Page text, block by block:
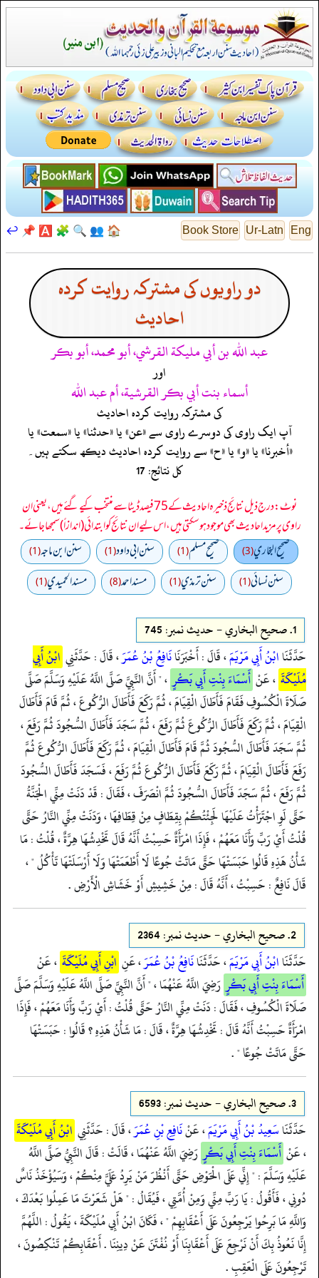
Eng
Ur-Latn
Book Store
🏠
👥
🔍
🧩
🅰️
📌
↩️
دو راویوں کی مشترکہ روایت کردہ
احادیث
عبد الله بن أبي مليكة القرشي، أبو محمد، أبو بكر
اور
أسماء بنت أبي بكر القرشية، أم عبد الله
کی مشترکہ روایت کردہ احادیث
آپ ایک راوی کی دوسرے راوی سے «عن» یا «حدثنا» یا «سمعت» یا
«أخبرنا» یا «و» یا «ح» سے روایت کردہ احادیث دیکھ سکتے ہیں۔
کل نتائج: 17
نوٹ: درج ذیل نتائج ذخیرہ احادیث کے 75 فیصد ڈیٹا سے منتخب کیے گئے ہیں، یعنی ان
راوی پر مزید احادیث بھی موجود ہو سکتی ہیں، اس لیے ان نتائج کو ابتدائی (اندازاً) سمجھا جائے۔
صحيح البخاري(3) صحيح مسلم(1) سنن ابي داود(1) سنن ابن ماجه(1)
سنن نسائي(1) سنن ترمذي(1) مسند احمد(8) مسند الحميدي(1)
1. صحيح البخاري - حدیث نمبر: 745
حَدَّثَنَاابْنُ أَبِي مَرْيَمَ، قَالَ : أَخْبَرَنَانَافِعُ بْنُ عُمَرَ، قَالَ : حَدَّثَنِي ابْنُ أَبِي
مُلَيْكَةَ ، عَنْ أَسْمَاءَ بِنْتِ أَبِي بَكْرٍ ، " أَنَّ النَّبِيَّ صَلَّى اللَّهُ عَلَيْهِ وَسَلَّمَ صَلَّى
صَلَاةَ الْكُسُوفِ فَقَامَ فَأَطَالَ الْقِيَامَ ، ثُمَّ رَكَعَ فَأَطَالَ الرُّكُوعَ ، ثُمَّ قَامَ فَأَطَالَ
الْقِيَامَ ، ثُمَّ رَكَعَ فَأَطَالَ الرُّكُوعَ ثُمَّ رَفَعَ ، ثُمَّ سَجَدَ فَأَطَالَ السُّجُودَ ثُمَّ رَفَعَ ،
ثُمَّ سَجَدَ فَأَطَالَ السُّجُودَ ثُمَّ قَامَ فَأَطَالَ الْقِيَامَ ، ثُمَّ رَكَعَ فَأَطَالَ الرُّكُوعَ ثُمَّ
رَفَعَ فَأَطَالَ الْقِيَامَ ، ثُمَّ رَكَعَ فَأَطَالَ الرُّكُوعَ ثُمَّ رَفَعَ ، فَسَجَدَ فَأَطَالَ السُّجُودَ
ثُمَّ رَفَعَ ، ثُمَّ سَجَدَ فَأَطَالَ السُّجُودَ ثُمَّ انْصَرَفَ ، فَقَالَ : قَدْ دَنَتْ مِنِّي الْجَنَّةُ
حَتَّى لَوِ اجْتَرَأْتُ عَلَيْهَا لَجِئْتُكُمْ بِقِطَافٍ مِنْ قِطَافِهَا ، وَدَنَتْ مِنِّي النَّارُ حَتَّى
قُلْتُ أَيْ رَبِّ وَأَنَا مَعَهُمْ ، فَإِذَا امْرَأَةٌ حَسِبْتُ أَنَّهُ قَالَ تَخْدِشُهَا هِرَّةٌ ، قُلْتُ : مَا
شَأْنُ هَذِهِ قَالُوا حَبَسَتْهَا حَتَّى مَاتَتْ جُوعًا لَا أَطْعَمَتْهَا وَلَا أَرْسَلَتْهَا تَأْكُلُ " ،
قَالَ نَافِعٌ : حَسِبْتُ ، أَنَّهُ قَالَ : مِنْ خَشِيشِ أَوْ خَشَاشِ الْأَرْضِ .
2. صحيح البخاري - حدیث نمبر: 2364
حَدَّثَنَاابْنُ أَبِي مَرْيَمَ، حَدَّثَنَانَافِعُ بْنُ عُمَرَ، عَنِ ابْنِ أَبِي مُلَيْكَةَ ، عَنْ
أَسْمَاءَ بِنْتِ أَبِي بَكْرٍ رَضِيَ اللَّهُ عَنْهُمَا ، " أَنَّ النَّبِيَّ صَلَّى اللَّهُ عَلَيْهِ وَسَلَّمَ صَلَّى
صَلَاةَ الْكُسُوفِ ، فَقَالَ : دَنَتْ مِنِّي النَّارُ حَتَّى قُلْتُ : أَيْ رَبِّ وَأَنَا مَعَهُمْ ، فَإِذَا
امْرَأَةٌ حَسِبْتُ أَنَّهُ قَالَ : تَخْدِشُهَا هِرَّةٌ ، قَالَ : مَا شَأْنُ هَذِهِ ؟ قَالُوا : حَبَسَتْهَا
حَتَّى مَاتَتْ جُوعًا " .
3. صحيح البخاري - حدیث نمبر: 6593
حَدَّثَنَاسَعِيدُ بْنُ أَبِي مَرْيَمَ، عَنْنَافِعِ بْنِ عُمَرَ، قَالَ : حَدَّثَنِي ابْنُ أَبِي مُلَيْكَةَ
، عَنْ أَسْمَاءَ بِنْتِ أَبِي بَكْرٍ رَضِيَ اللَّهُ عَنْهُمَا ، قَالَتْ : قَالَ النَّبِيُّ صَلَّى اللَّهُ
عَلَيْهِ وَسَلَّمَ : " إِنِّي عَلَى الْحَوْضِ حَتَّى أَنْظُرَ مَنْ يَرِدُ عَلَيَّ مِنْكُمْ ، وَسَيُؤْخَذُ نَاسٌ
دُونِي ، فَأَقُولُ : يَا رَبِّ مِنِّي وَمِنْ أُمَّتِي ، فَيُقَالُ : " هَلْ شَعَرْتَ مَا عَمِلُوا بَعْدَكَ ،
وَاللَّهِ مَا بَرِحُوا يَرْجِعُونَ عَلَى أَعْقَابِهِمْ " ، فَكَانَ ابْنُ أَبِي مُلَيْكَةَ ، يَقُولُ : اللَّهُمَّ
إِنَّا نَعُوذُ بِكَ أَنْ نَرْجِعَ عَلَى أَعْقَابِنَا أَوْ نُفْتَنَ عَنْ دِينِنَا . أَعْقَابِكُمْ تَنْكِصُونَ ،
تَرْجِعُونَ عَلَى الْعَقِبِ .